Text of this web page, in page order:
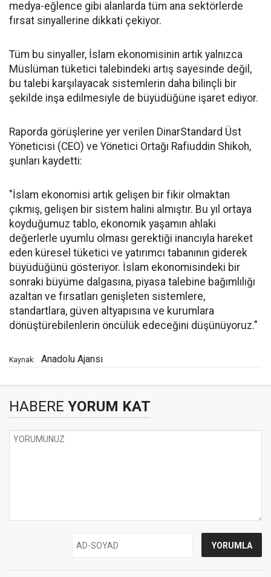
medya-eğlence gibi alanlarda tüm ana sektörlerde
fırsat sinyallerine dikkati çekiyor.
Tüm bu sinyaller, İslam ekonomisinin artık yalnızca
Müslüman tüketici talebindeki artış sayesinde değil,
bu talebi karşılayacak sistemlerin daha bilinçli bir
şekilde inşa edilmesiyle de büyüdüğüne işaret ediyor.
Raporda görüşlerine yer verilen DinarStandard Üst
Yöneticisi (CEO) ve Yönetici Ortağı Rafiuddin Shikoh,
şunları kaydetti:
"İslam ekonomisi artık gelişen bir fikir olmaktan
çıkmış, gelişen bir sistem halini almıştır. Bu yıl ortaya
koyduğumuz tablo, ekonomik yaşamın ahlaki
değerlerle uyumlu olması gerektiği inancıyla hareket
eden küresel tüketici ve yatırımcı tabanının giderek
büyüdüğünü gösteriyor. İslam ekonomisindeki bir
sonraki büyüme dalgasına, piyasa talebine bağımlılığı
azaltan ve fırsatları genişleten sistemlere,
standartlara, güven altyapısına ve kurumlara
dönüştürebilenlerin öncülük edeceğini düşünüyoruz."
Kaynak: Anadolu Ajansı
HABERE YORUM KAT